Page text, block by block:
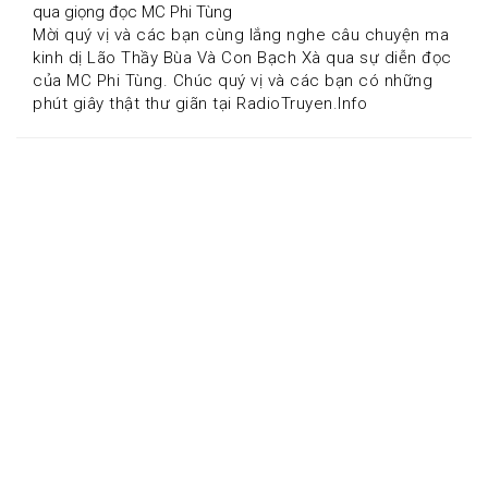
qua giọng đọc MC Phi Tùng
Mời quý vị và các bạn cùng lắng nghe câu chuyện ma
kinh dị Lão Thầy Bùa Và Con Bạch Xà qua sự diễn đọc
của MC Phi Tùng. Chúc quý vị và các bạn có những
phút giây thật thư giãn tại RadioTruyen.Info